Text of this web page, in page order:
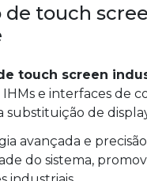
de touch
touch screen
e interfaces de
substituição de
avançada e
do sistema,